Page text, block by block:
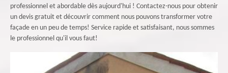
professionnel et abordable dès aujourd'hui ! Contactez-nous pour obtenir
un devis gratuit et découvrir comment nous pouvons transformer votre
façade en un peu de temps! Service rapide et satisfaisant, nous sommes
le professionnel qu'il vous faut!